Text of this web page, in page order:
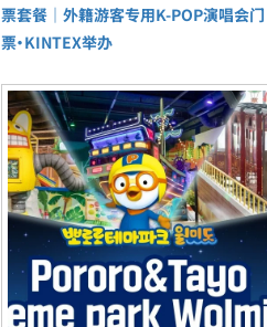
票套餐｜外籍游客专用K-POP演唱会门
票・KINTEX举办